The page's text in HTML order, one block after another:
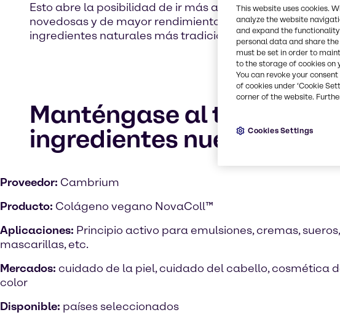
Esto abre la posibilidad de ir más allá de las
novedosas y de mayor rendimiento. De este modo, se
ingredientes naturales más tradicionales. Es una parte
Manténgase al tanto y
ingredientes nuevos e
Proveedor: Cambrium
Producto: Colágeno vegano NovaColl™
Aplicaciones: Principio activo para emulsiones, cremas, sueros,
mascarillas, etc.
Mercados: cuidado de la piel, cuidado del cabello, cosmética
color
Disponible: países seleccionados
This website uses cookies.
analyze the website
and expand the
personal data and share
must be set in order to
to the storage of cookies
You can revoke your
of cookies under ‘Cookie
corner of the website.
Cookies Settings